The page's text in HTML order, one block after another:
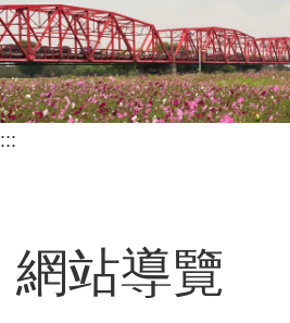
容
區
塊
:::
網站導覽